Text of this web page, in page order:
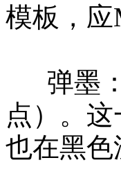
模板，应
弹墨：
点）。
也在黑色